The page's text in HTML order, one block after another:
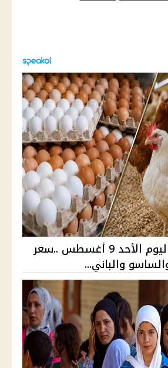
أسعار الدواجن اليوم الأحد 9 أغسطس ..سعر
والباني...